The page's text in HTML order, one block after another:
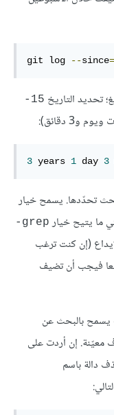
git log --since=
تحديد التاريخ
15-
3 years 1 day 3
تحدّدها. يسمح خيار
ما يتيح خيار
grep-
(إن كنت ترغب
فيجب أن تضيف
يسمح بالبحث عن
معيّنة. إن أردت على
دالة باسم